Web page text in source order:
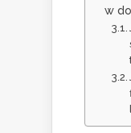
w